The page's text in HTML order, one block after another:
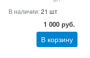
В наличии:21 шт
1 000 руб.
В корзину